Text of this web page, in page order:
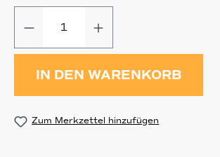
IN DEN WARENKORB
Zum Merkzettel hinzufügen